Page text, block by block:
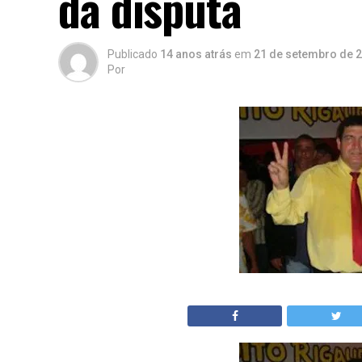
Publicado 14 anos atrás em 21 de setembro de
Por